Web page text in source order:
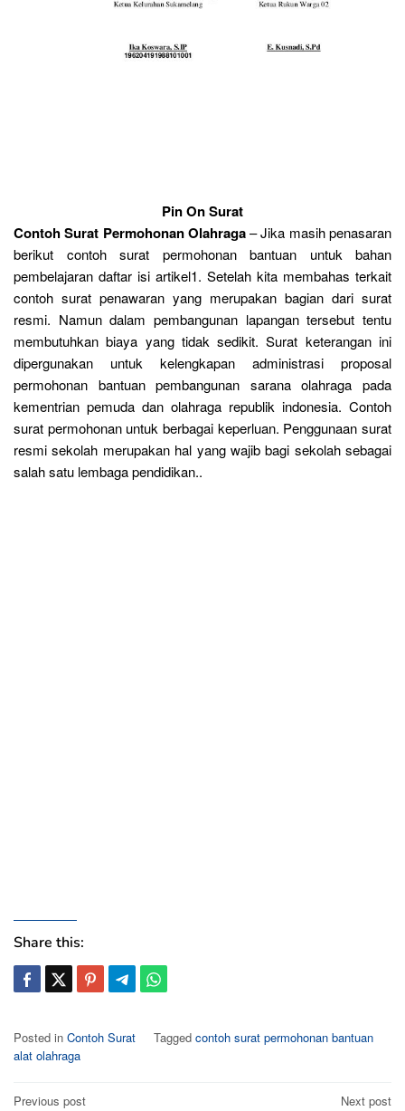
Pin On Surat
Contoh Surat Permohonan Olahraga– Jika masih penasaran
berikut contoh surat permohonan bantuan untuk bahan
pembelajaran daftar isi artikel1. Setelah kita membahas terkait
contoh surat penawaran yang merupakan bagian dari surat
resmi. Namun dalam pembangunan lapangan tersebut tentu
membutuhkan biaya yang tidak sedikit. Surat keterangan ini
dipergunakan untuk kelengkapan administrasi proposal
permohonan bantuan pembangunan sarana olahraga pada
kementrian pemuda dan olahraga republik indonesia. Contoh
surat permohonan untuk berbagai keperluan. Penggunaan surat
resmi sekolah merupakan hal yang wajib bagi sekolah sebagai
salah satu lembaga pendidikan..
Share this:
Posted in Contoh Surat Tagged contoh surat permohonan bantuan
alat olahraga
Post
Previous post
Next post